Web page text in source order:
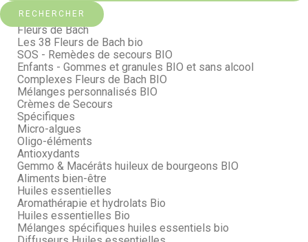
RECHERCHER
Bromélaïne
Fleurs de Bach
Les 38 Fleurs de Bach bio
SOS - Remèdes de secours BIO
Enfants - Gommes et granules BIO et sans alcool
Complexes Fleurs de Bach BIO
Mélanges personnalisés BIO
Crèmes de Secours
Spécifiques
Micro-algues
Oligo-éléments
Antioxydants
Gemmo & Macérâts huileux de bourgeons BIO
Aliments bien-être
Huiles essentielles
Aromathérapie et hydrolats Bio
Huiles essentielles Bio
Mélanges spécifiques huiles essentiels bio